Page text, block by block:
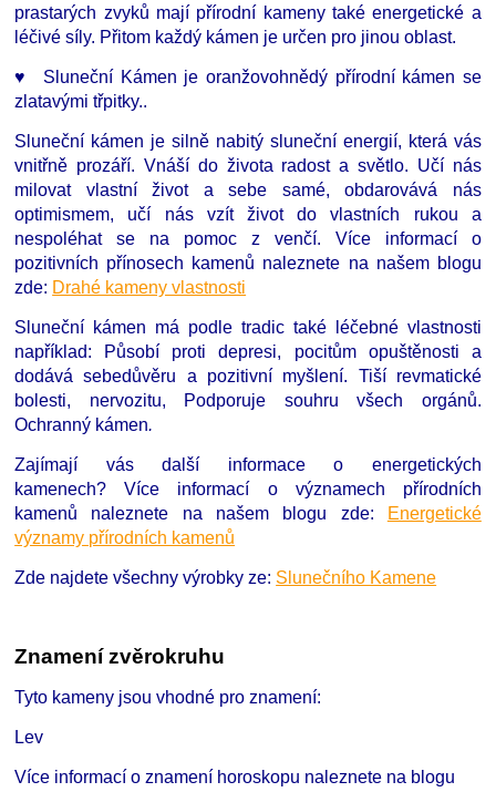
prastarých zvyků mají přírodní kameny také energetické a
léčivé síly. Přitom každý kámen je určen pro jinou oblast.
♥ Sluneční Kámen je oranžovohnědý přírodní kámen se
zlatavými třpitky..
Sluneční kámen je silně nabitý sluneční energií, která vás
vnitřně prozáří. Vnáší do života radost a světlo. Učí nás
milovat vlastní život a sebe samé, obdarovává nás
optimismem, učí nás vzít život do vlastních rukou a
nespoléhat se na pomoc z venčí. Více informací o
pozitivních přínosech kamenů naleznete na našem blogu
zde: Drahé kameny vlastnosti
Sluneční kámen má podle tradic také léčebné vlastnosti
například: Působí proti depresi, pocitům opuštěnosti a
dodává sebedůvěru a pozitivní myšlení. Tiší revmatické
bolesti, nervozitu, Podporuje souhru všech orgánů.
Ochranný kámen.
Zajímají vás další informace o energetických
kamenech?Více informací o významech přírodních
kamenů naleznete na našem blogu zde:
Energetické
významy přírodních kamenů
Zde najdete všechny výrobky ze: Slunečního Kamene
Znamení zvěrokruhu
Tyto kameny jsou vhodné pro znamení:
Lev
Více informací o znamení horoskopu naleznete na blogu